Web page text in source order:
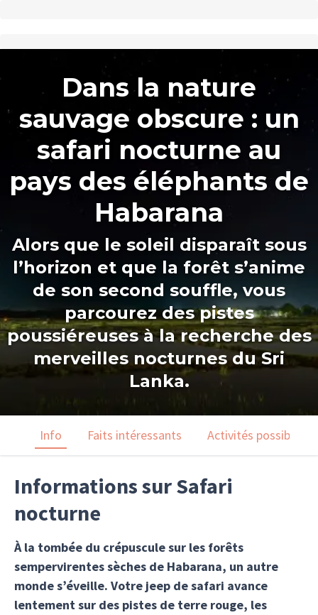
Dans la nature
sauvage obscure : un
safari nocturne au
pays des éléphants de
Habarana
Alors que le soleil disparaît sous
l’horizon et que la forêt s’anime
de son second souffle, vous
parcourez des pistes
poussiéreuses à la recherche des
merveilles nocturnes du Sri
Lanka.
Info Faits intéressants Activités possibles
Informations sur Safari
nocturne
À la tombée du crépuscule sur les forêts
sempervirentes sèches de Habarana, un autre
monde s’éveille. Votre jeep de safari avance
lentement sur des pistes de terre rouge, les